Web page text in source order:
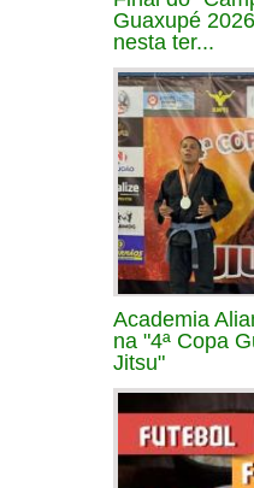
Guaxupé
nesta ter...
Academia
na "4ª Copa
Jitsu"